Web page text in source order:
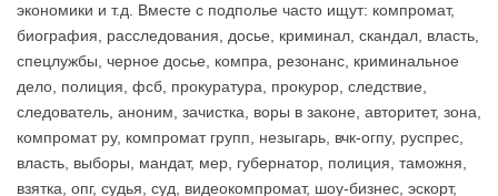
экономики и т.д. Вместе с подполье часто ищут: компромат,
биография, расследования, досье, криминал, скандал, власть,
спецлужбы, черное досье, компра, резонанс, криминальное
дело, полиция, фсб, прокуратура, прокурор, следствие,
следователь, аноним, зачистка, воры в законе, авторитет, зона,
компромат ру, компромат групп, незыгарь, вчк-огпу, руспрес,
власть, выборы, мандат, мер, губернатор, полиция, таможня,
взятка, опг, судья, суд, видеокомпромат, шоу-бизнес, эскорт,